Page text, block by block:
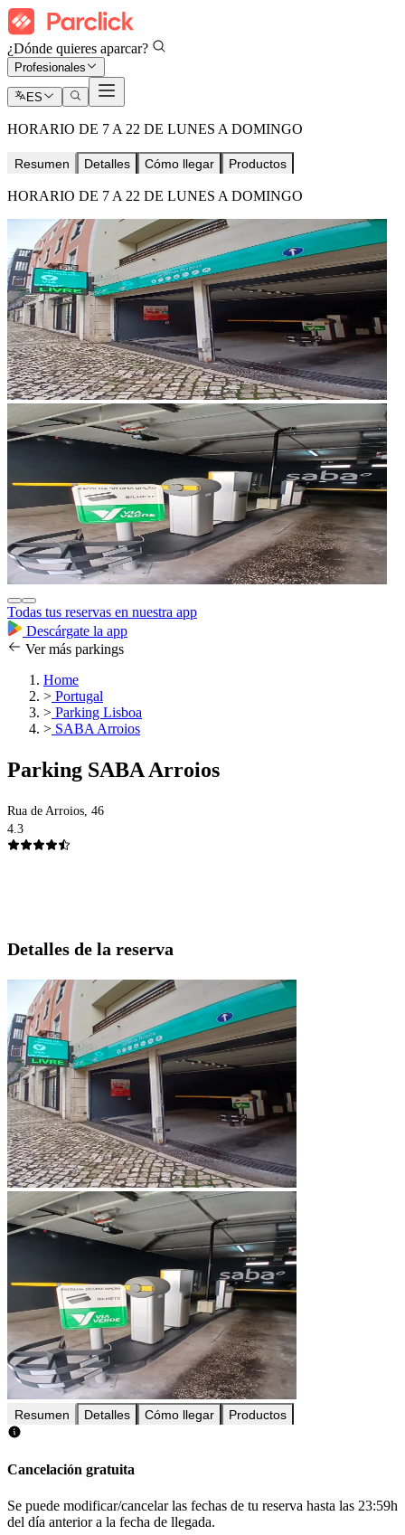
¿Dónde quieres aparcar?
Profesionales
ES
HORARIO DE 7 A 22 DE LUNES A DOMINGO
Resumen Detalles Cómo llegar Productos
HORARIO DE 7 A 22 DE LUNES A DOMINGO
Todas tus reservas en nuestra app
Descárgate la app
Ver más parkings
Home
> Portugal
> Parking Lisboa
> SABA Arroios
Parking SABA Arroios
Rua de Arroios, 46
4.3
Detalles de la reserva
Resumen Detalles Cómo llegar Productos
Cancelación gratuita
Se puede modificar/cancelar las fechas de tu reserva hasta las 23:59h
del día anterior a la fecha de llegada.